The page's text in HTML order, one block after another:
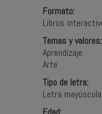
Formato:
Libros
Temas y valores:
Aprendizaje
Arte
Tipo de letra:
Letra mayúscula